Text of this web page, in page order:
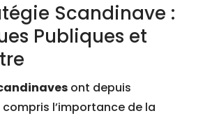
Scandinave :
Publiques et
ont depuis
l’importance de la